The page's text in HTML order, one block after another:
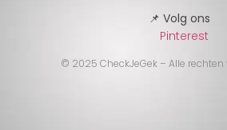
📌 Volg ons
Pinterest
© 2025 CheckJeGek – Alle